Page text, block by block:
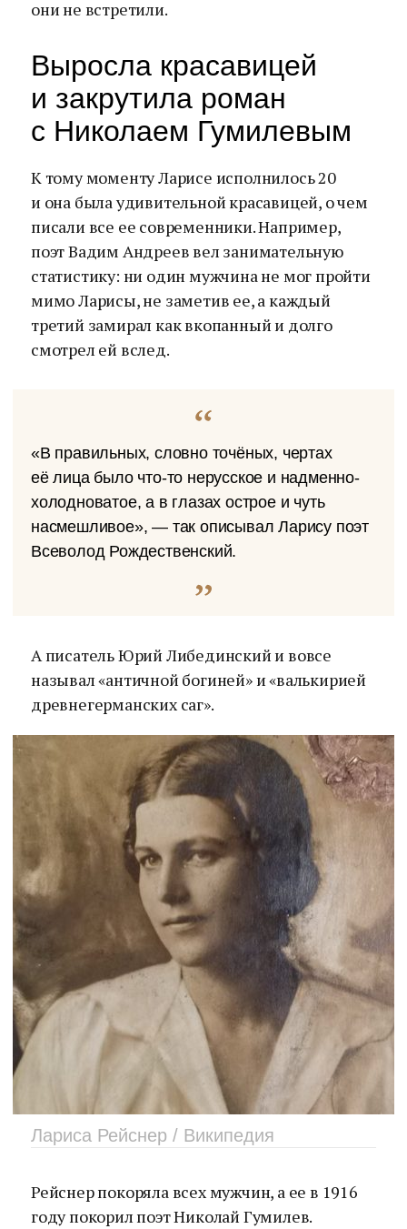
они не встретили.
Выросла красавицей
и закрутила роман
с Николаем Гумилевым
К тому моменту Ларисе исполнилось 20
и она была удивительной красавицей, о чем
писали все ее современники. Например,
поэт Вадим Андреев вел занимательную
статистику: ни один мужчина не мог пройти
мимо Ларисы, не заметив ее, а каждый
третий замирал как вкопанный и долго
смотрел ей вслед.
«В правильных, словно точёных, чертах
её лица было что-то нерусское и надменно-
холодноватое, а в глазах острое и чуть
насмешливое», — так описывал Ларису поэт
Всеволод Рождественский.
А писатель Юрий Либединский и вовсе
называл «античной богиней» и «валькирией
древнегерманских саг».
Лариса Рейснер / Википедия
Рейснер покоряла всех мужчин, а ее в 1916
году покорил поэт Николай Гумилев.